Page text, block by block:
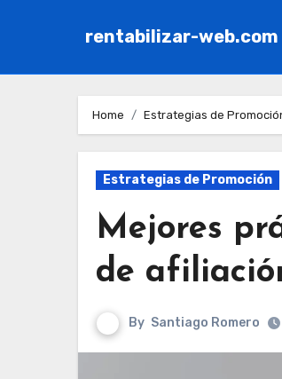
rentabilizar-web.com
Home Estrategias de
Estrategias de Promoción
Mejores
de
By Santiago Romero